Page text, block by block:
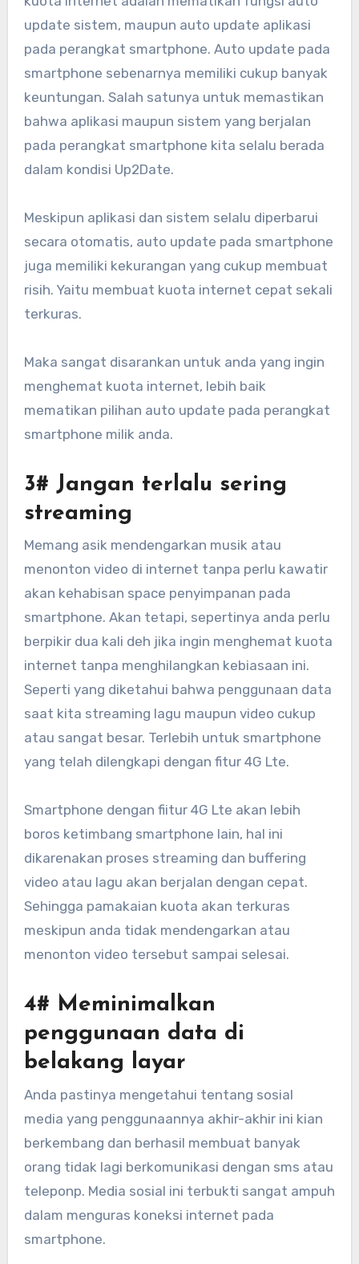
update sistem, maupun auto update aplikasi
pada perangkat smartphone. Auto update pada
smartphone sebenarnya memiliki cukup banyak
keuntungan. Salah satunya untuk memastikan
bahwa aplikasi maupun sistem yang berjalan
pada perangkat smartphone kita selalu berada
dalam kondisi Up2Date.
Meskipun aplikasi dan sistem selalu diperbarui
secara otomatis, auto update pada smartphone
juga memiliki kekurangan yang cukup membuat
risih. Yaitu membuat kuota internet cepat sekali
terkuras.
Maka sangat disarankan untuk anda yang ingin
menghemat kuota internet, lebih baik
mematikan pilihan auto update pada perangkat
smartphone milik anda.
3# Jangan terlalu sering
streaming
Memang asik mendengarkan musik atau
menonton video di internet tanpa perlu kawatir
akan kehabisan space penyimpanan pada
smartphone. Akan tetapi, sepertinya anda perlu
berpikir dua kali deh jika ingin menghemat kuota
internet tanpa menghilangkan kebiasaan ini.
Seperti yang diketahui bahwa penggunaan data
saat kita streaming lagu maupun video cukup
atau sangat besar. Terlebih untuk smartphone
yang telah dilengkapi dengan fitur 4G Lte.
Smartphone dengan fiitur 4G Lte akan lebih
boros ketimbang smartphone lain, hal ini
dikarenakan proses streaming dan buffering
video atau lagu akan berjalan dengan cepat.
Sehingga pamakaian kuota akan terkuras
meskipun anda tidak mendengarkan atau
menonton video tersebut sampai selesai.
4# Meminimalkan
penggunaan data di
belakang layar
Anda pastinya mengetahui tentang sosial
media yang penggunaannya akhir-akhir ini kian
berkembang dan berhasil membuat banyak
orang tidak lagi berkomunikasi dengan sms atau
teleponp. Media sosial ini terbukti sangat ampuh
dalam menguras koneksi internet pada
smartphone.